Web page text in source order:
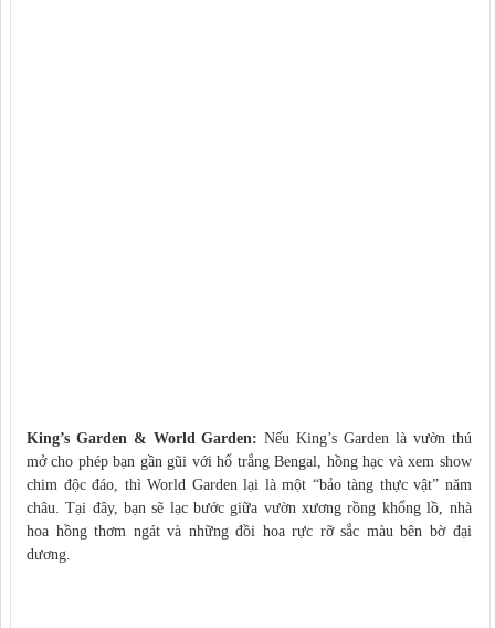
King’s Garden & World Garden: Nếu King’s Garden là vườn thú
mở cho phép bạn gần gũi với hổ trắng Bengal, hồng hạc và xem show
chim độc đáo, thì World Garden lại là một “bảo tàng thực vật” năm
châu. Tại đây, bạn sẽ lạc bước giữa vườn xương rồng khổng lồ, nhà
hoa hồng thơm ngát và những đồi hoa rực rỡ sắc màu bên bờ đại
dương.